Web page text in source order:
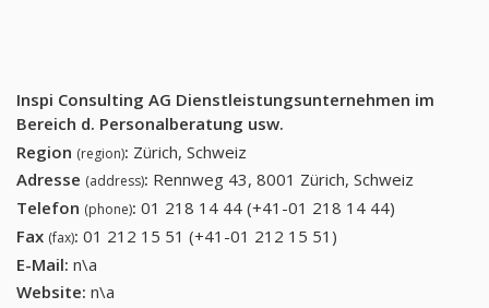
Inspi Consulting AG Dienstleistungsunternehmen im
Bereich d. Personalberatung usw.
Region (region): Zürich, Schweiz
Adresse (address): Rennweg 43, 8001 Zürich, Schweiz
Telefon (phone): 01 218 14 44 (+41-01 218 14 44)
Fax (fax): 01 212 15 51 (+41-01 212 15 51)
E-Mail: n\a
Website: n\a